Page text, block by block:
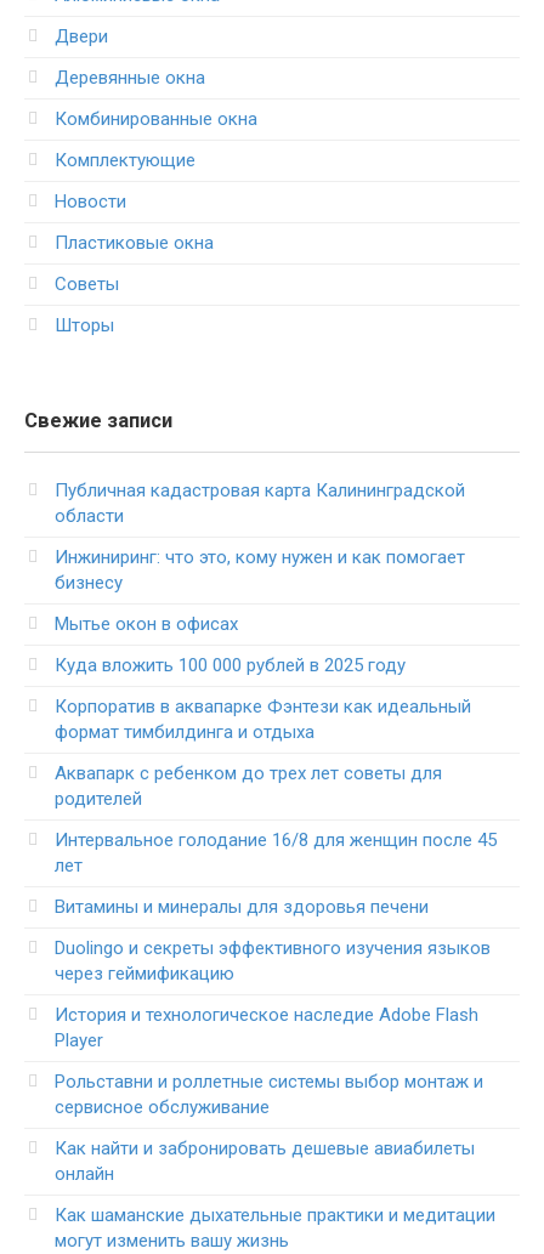
Двери
Деревянные окна
Комбинированные окна
Комплектующие
Новости
Пластиковые окна
Советы
Шторы
Свежие записи
Публичная кадастровая карта Калининградской
области
Инжиниринг: что это, кому нужен и как помогает
бизнесу
Мытье окон в офисах
Куда вложить 100 000 рублей в 2025 году
Корпоратив в аквапарке Фэнтези как идеальный
формат тимбилдинга и отдыха
Аквапарк с ребенком до трех лет советы для
родителей
Интервальное голодание 16/8 для женщин после 45
лет
Витамины и минералы для здоровья печени
Duolingo и секреты эффективного изучения языков
через геймификацию
История и технологическое наследие Adobe Flash
Player
Рольставни и роллетные системы выбор монтаж и
сервисное обслуживание
Как найти и забронировать дешевые авиабилеты
онлайн
Как шаманские дыхательные практики и медитации
могут изменить вашу жизнь